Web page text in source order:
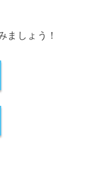
ましょう！